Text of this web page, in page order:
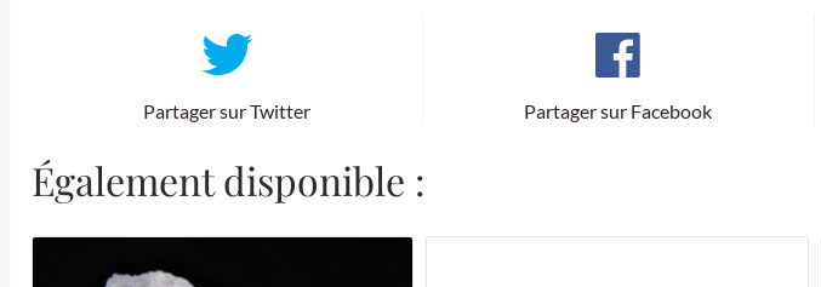
Partager sur Twitter Partager sur Facebook
Également disponible :